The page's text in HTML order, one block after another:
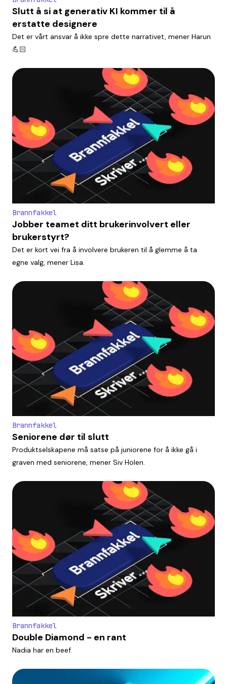
Slutt å si at generativ KI kommer til å
erstatte designere
Det er vårt ansvar å ikke spre dette narrativet, mener Harun
💪🏻
Brannfakkel
Jobber teamet ditt brukerinvolvert eller
brukerstyrt?
Det er kort vei fra å involvere brukeren til å glemme å ta
egne valg, mener Lisa.
Brannfakkel
Seniorene dør til slutt
Produktselskapene må satse på juniorene for å ikke gå i
graven med seniorene, mener Siv Holen.
Brannfakkel
Double Diamond - en rant
Nadia har en beef.